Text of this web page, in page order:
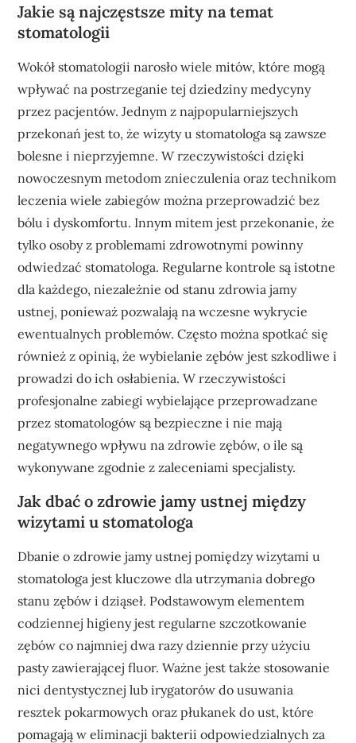
Jakie są najczęstsze mity na temat
stomatologii
Wokół stomatologii narosło wiele mitów, które mogą
wpływać na postrzeganie tej dziedziny medycyny
przez pacjentów. Jednym z najpopularniejszych
przekonań jest to, że wizyty u stomatologa są zawsze
bolesne i nieprzyjemne. W rzeczywistości dzięki
nowoczesnym metodom znieczulenia oraz technikom
leczenia wiele zabiegów można przeprowadzić bez
bólu i dyskomfortu. Innym mitem jest przekonanie, że
tylko osoby z problemami zdrowotnymi powinny
odwiedzać stomatologa. Regularne kontrole są istotne
dla każdego, niezależnie od stanu zdrowia jamy
ustnej, ponieważ pozwalają na wczesne wykrycie
ewentualnych problemów. Często można spotkać się
również z opinią, że wybielanie zębów jest szkodliwe i
prowadzi do ich osłabienia. W rzeczywistości
profesjonalne zabiegi wybielające przeprowadzane
przez stomatologów są bezpieczne i nie mają
negatywnego wpływu na zdrowie zębów, o ile są
wykonywane zgodnie z zaleceniami specjalisty.
Jak dbać o zdrowie jamy ustnej między
wizytami u stomatologa
Dbanie o zdrowie jamy ustnej pomiędzy wizytami u
stomatologa jest kluczowe dla utrzymania dobrego
stanu zębów i dziąseł. Podstawowym elementem
codziennej higieny jest regularne szczotkowanie
zębów co najmniej dwa razy dziennie przy użyciu
pasty zawierającej fluor. Ważne jest także stosowanie
nici dentystycznej lub irygatorów do usuwania
resztek pokarmowych oraz płukanek do ust, które
pomagają w eliminacji bakterii odpowiedzialnych za